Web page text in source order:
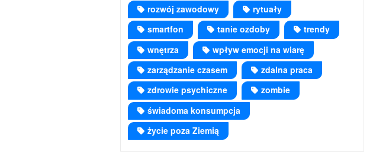
rozwój zawodowy
rytuały
smartfon
tanie ozdoby
trendy
wnętrza
wpływ emocji na wiarę
zarządzanie czasem
zdalna praca
zdrowie psychiczne
zombie
świadoma konsumpcja
życie poza Ziemią